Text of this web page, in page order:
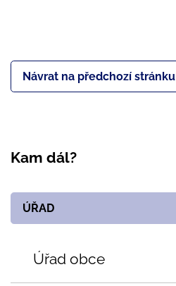
Návrat na předchozí stránku
Kam dál?
ÚŘAD
Úřad obce